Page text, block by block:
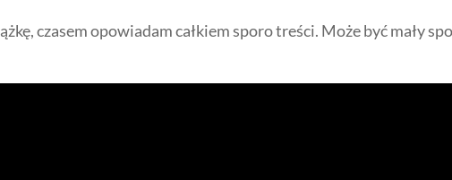
czasem opowiadam całkiem sporo treści. Może być mały